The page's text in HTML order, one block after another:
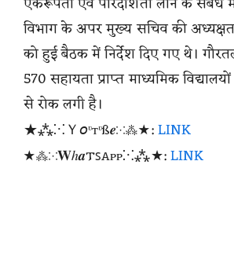
विभाग के अपर मुख्य सचिव की
को हुई बैठक में निर्देश दिए गए थे।
570 सहायता प्राप्त माध्यमिक
से रोक लगी है।
★⁂⁙Ｙ𝘰ᶹтᶹß𝒆⁙⁂★:LINK
★⁂⁙𝐖ℎ𝒂𐍄ꜱꭺᴩᴩ⁙⁂★:LINK